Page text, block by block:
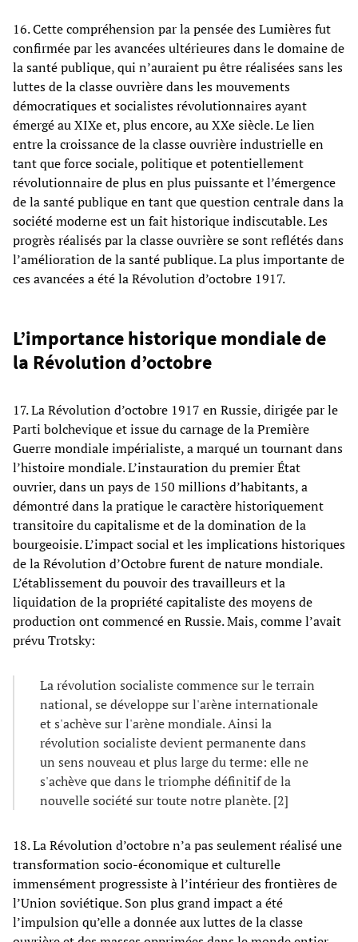
16. Cette compréhension par la pensée des Lumières fut
confirmée par les avancées ultérieures dans le domaine de
la santé publique, qui n’auraient pu être réalisées sans les
luttes de la classe ouvrière dans les mouvements
démocratiques et socialistes révolutionnaires ayant
émergé au XIXe et, plus encore, au XXe siècle. Le lien
entre la croissance de la classe ouvrière industrielle en
tant que force sociale, politique et potentiellement
révolutionnaire de plus en plus puissante et l’émergence
de la santé publique en tant que question centrale dans la
société moderne est un fait historique indiscutable. Les
progrès réalisés par la classe ouvrière se sont reflétés dans
l’amélioration de la santé publique. La plus importante de
ces avancées a été la Révolution d’octobre 1917.
L’importance historique mondiale de
la Révolution d’octobre
17. La Révolution d’octobre 1917 en Russie, dirigée par le
Parti bolchevique et issue du carnage de la Première
Guerre mondiale impérialiste, a marqué un tournant dans
l’histoire mondiale. L’instauration du premier État
ouvrier, dans un pays de 150 millions d’habitants, a
démontré dans la pratique le caractère historiquement
transitoire du capitalisme et de la domination de la
bourgeoisie. L’impact social et les implications historiques
de la Révolution d’Octobre furent de nature mondiale.
L’établissement du pouvoir des travailleurs et la
liquidation de la propriété capitaliste des moyens de
production ont commencé en Russie. Mais, comme l’avait
prévu Trotsky:
La révolution socialiste commence sur le terrain
national, se développe sur l'arène internationale
et s'achève sur l'arène mondiale. Ainsi la
révolution socialiste devient permanente dans
un sens nouveau et plus large du terme: elle ne
s'achève que dans le triomphe définitif de la
nouvelle société sur toute notre planète. [2]
18. La Révolution d’octobre n’a pas seulement réalisé une
transformation socio-économique et culturelle
immensément progressiste à l’intérieur des frontières de
l’Union soviétique. Son plus grand impact a été
l’impulsion qu’elle a donnée aux luttes de la classe